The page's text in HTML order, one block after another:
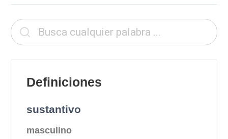
Definiciones
sustantivo
masculino